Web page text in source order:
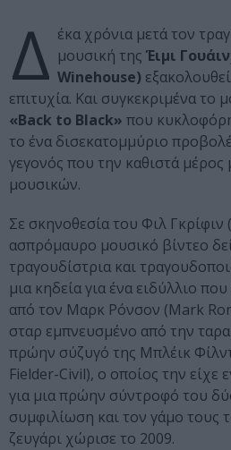
Δ έκα χρόνια μετά τον
μουσική της Έιμι
Winehouse)
επιτυχία. Και συγκεκριμένα το
«Back to Black» που
το ένα δισεκατομμύριο
γεγονός που την καθιστά μέρος
μουσικών.
Σε σκηνοθεσία του Φιλ
ασπρόμαυρο μουσικό βίντεο
τραγουδίστρια και
μια κηδεία για ένα ειδύλλιο
από τον Μαρκ Ρόνσον (Mark
σταρ εμπνευσμένο από την
πρώην σύζυγό της Μπλέικ
Fielder-Civil), ο οποίος την είχε
για μια πρώην σύντροφό του
συμφιλίωση και τον γάμο τους
ζευγάρι χώρισε το 2009.